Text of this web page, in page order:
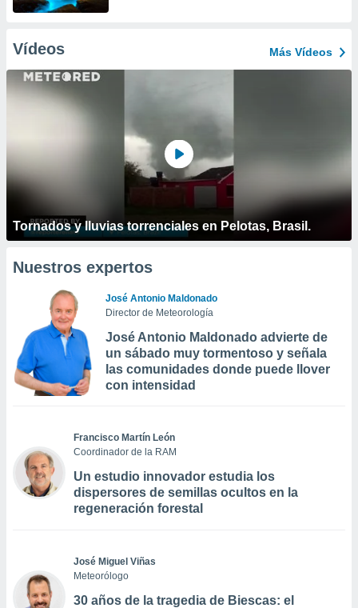
Vídeos Más Vídeos
Tornados y lluvias torrenciales en Pelotas, Brasil.
Nuestros expertos
José Antonio Maldonado
Director de Meteorología
José Antonio Maldonado advierte de
un sábado muy tormentoso y señala
las comunidades donde puede llover
con intensidad
Francisco Martín León
Coordinador de la RAM
Un estudio innovador estudia los
dispersores de semillas ocultos en la
regeneración forestal
José Miguel Viñas
Meteorólogo
30 años de la tragedia de Biescas: el